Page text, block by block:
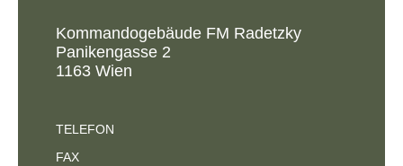
Kommandogebäude FM Radetzky
Panikengasse 2
1163 Wien
TELEFON
FAX